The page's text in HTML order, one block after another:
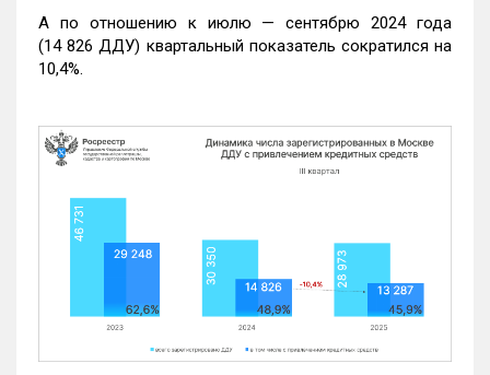
А по отношению к июлю — сентябрю 2024 года
(14 826 ДДУ) квартальный показатель сократился на
10,4%.